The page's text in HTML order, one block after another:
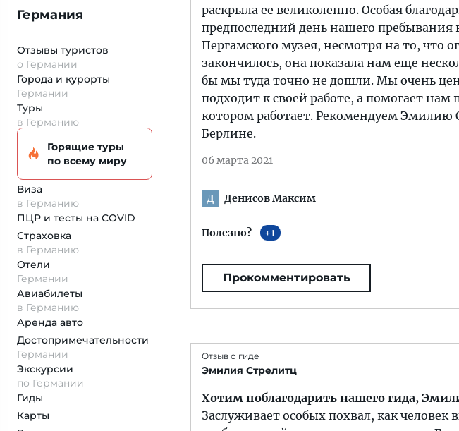
Германия
Отзывы туристов
о Германии
Города и курорты
Германии
Туры
в Германию
Горящие туры
по всему миру
Виза
в Германию
ПЦР и тесты на COVID
Страховка
в Германию
Отели
Германии
Авиабилеты
в Германию
Аренда авто
Достопримеча­тельности
Германии
Экскурсии
по Германии
Гиды
Карты
раскрыла ее великолепно. Особая
предпоследний день нашего
Пергамского музея, несмотря на то, что
закончилось, она показала нам еще
бы мы туда точно не дошли. Мы очень
подходит к своей работе, а помогает нам
котором работает. Рекомендуем Эмилию
Берлине.
06 марта 2021
Д Денисов Максим
Полезно? 1
Прокомментировать
Отзыв о гиде
Эмилия Стрелитц
Хотим поблагодарить нашего гида,
Заслуживает особых похвал, как